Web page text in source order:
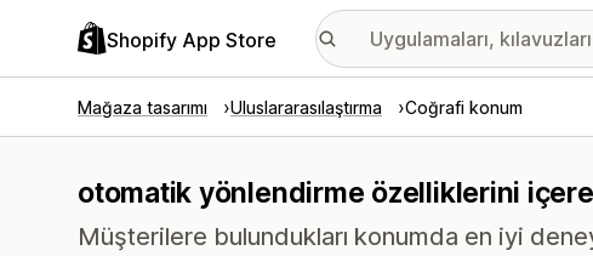
Shopify App Store
Mağaza tasarımı Uluslararasılaştırma Coğrafi konum
otomatik yönlendirme özelliklerini
Müşterilere bulundukları konumda en iyi